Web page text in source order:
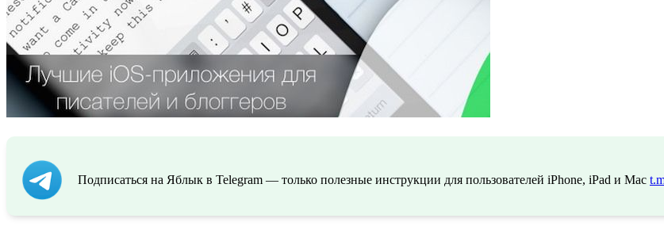
Подписаться на Яблык в Telegram — только полезные инструкции для пользователей iPhone, iPad и Mac